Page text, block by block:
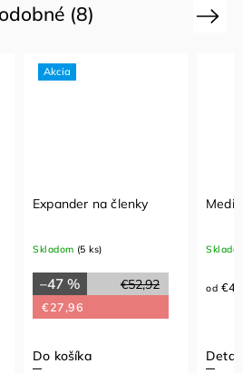
(8)
Akcia
Expander na členky
Skladom (5 ks)
€52,92
–47 %
€27,96
Do košíka
od
Detail
Next